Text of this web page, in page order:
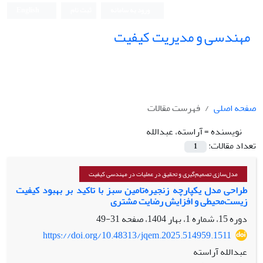
مهندسی و مدیریت کیفیت
صفحه اصلی
فهرست مقالات
نویسنده =آراسته، عبدالله
تعداد مقالات:
1
مدل‌سازی تصمیم‌گیری و تحقیق در عملیات در مهندسی کیفیت
طراحی مدل یکپارچه زنجیره‌تامین سبز با تاکید بر بهبود کیفیت
زیست‌محیطی و افزایش رضایت مشتری
دوره 15، شماره 1، بهار 1404، صفحه
31-49
https://doi.org/10.48313/jqem.2025.514959.1511
عبدالله آراسته